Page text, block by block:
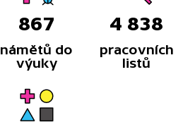
867
námětů do
výuky
4 838
pracovních
listů